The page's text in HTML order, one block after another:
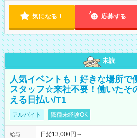
気になる！ 応募する
未読
人気イベントも！好きな場所で
スタッフ☆来社不要！働いたそ
える日払い/T1
アルバイト 職種未経験OK
給与
日給13,000円～